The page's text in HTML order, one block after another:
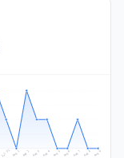
Jul 31 Aug 1 Aug 2 Aug 3 Aug 4 Aug 5 Aug 6 Aug 7 Aug 8 Aug 9